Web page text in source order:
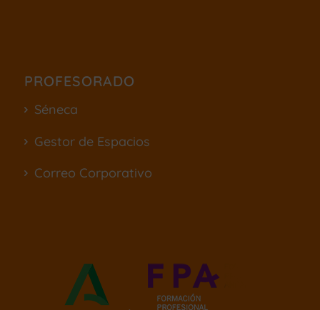
PROFESORADO
Séneca
Gestor de Espacios
Correo Corporativo